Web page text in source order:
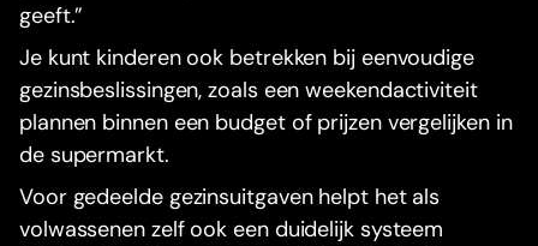
geeft.”
Je kunt kinderen ook betrekken bij eenvoudige
gezinsbeslissingen, zoals een weekendactiviteit
plannen binnen een budget of prijzen vergelijken in
de supermarkt.
Voor gedeelde gezinsuitgaven helpt het als
volwassenen zelf ook een duidelijk systeem